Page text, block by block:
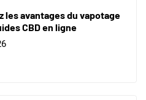
les avantages du vapotage
CBD en ligne